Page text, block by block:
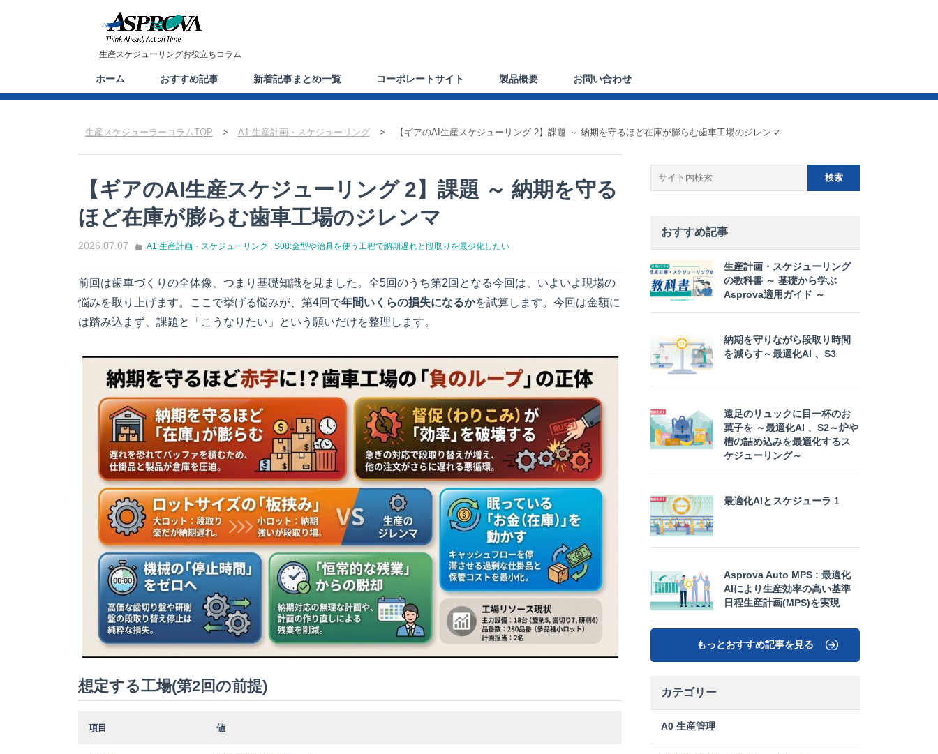
生産スケジューリングお役立ちコラム
ホーム おすすめ記事 新着記事まとめ一覧 コーポレートサイト 製品概要 お問い合わせ
生産スケジューラーコラムTOP > A1:生産計画・スケジューリング > 【ギアのAI生産スケジューリング 2】課題 ～ 納期を守るほど在庫が膨らむ歯車工場のジレンマ
【ギアのAI生産スケジューリング 2】課題 ～ 納期を守る
ほど在庫が膨らむ歯車工場のジレンマ
2026.07.07 A1:生産計画・スケジューリング , S08:金型や治具を使う工程で納期遅れと段取りを最少化したい
前回は歯車づくりの全体像、つまり基礎知識を見ました。全5回のうち第2回となる今回は、いよいよ現場の
悩みを取り上げます。ここで挙げる悩みが、第4回で年間いくらの損失になるかを試算します。今回は金額に
は踏み込まず、課題と「こうなりたい」という願いだけを整理します。
想定する工場(第2回の前提)
項目 値
おすすめ記事
生産計画・スケジューリング
の教科書 ～ 基礎から学ぶ
Asprova適用ガイド ～
納期を守りながら段取り時間
を減らす～最適化AI 、S3
遠足のリュックに目一杯のお
菓子を ～最適化AI 、S2～炉や
槽の詰め込みを最適化するス
ケジューリング～
最適化AIとスケジューラ 1
Asprova Auto MPS : 最適化
AIにより生産効率の高い基準
日程生産計画(MPS)を実現
もっとおすすめ記事を見る
カテゴリー
A0 生産管理